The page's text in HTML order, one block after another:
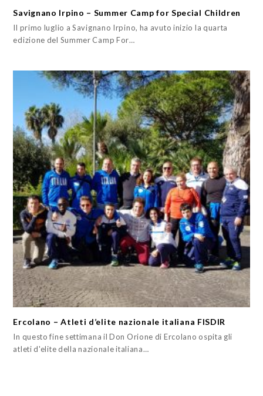
Savignano Irpino – Summer Camp for Special Children
Il primo luglio a Savignano Irpino, ha avuto inizio la quarta
edizione del Summer Camp For…
Ercolano – Atleti d’elite nazionale italiana FISDIR
In questo fine settimana il Don Orione di Ercolano ospita gli
atleti d'elite della nazionale italiana…